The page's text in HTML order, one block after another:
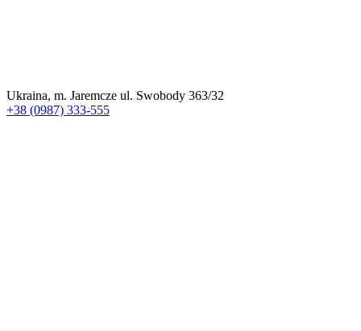
Ukraina, m. Jaremcze ul. Swobody 363/32
+38 (0987) 333-555